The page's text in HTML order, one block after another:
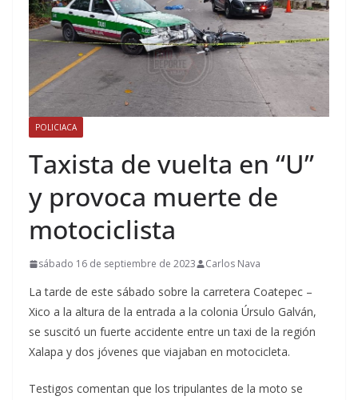
POLICIACA
Taxista de vuelta en “U”
y provoca muerte de
motociclista
sábado 16 de septiembre de 2023 Carlos Nava
La tarde de este sábado sobre la carretera Coatepec –
Xico a la altura de la entrada a la colonia Úrsulo Galván,
se suscitó un fuerte accidente entre un taxi de la región
Xalapa y dos jóvenes que viajaban en motocicleta.
Testigos comentan que los tripulantes de la moto se